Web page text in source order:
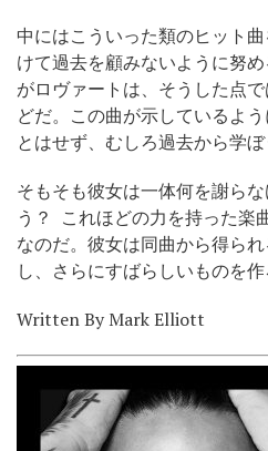
中にはこういった類のヒット
けて過去を顧みないように努
がロヴァートは、そうした点
どだ。この曲が示しているよ
とはせず、むしろ過去から学ぼ
そもそも彼女は一体何を謝ら
う？ これほどの力を持った楽
なのだ。彼女は同曲から得ら
し、さらにすばらしいものを作
Written By Mark Elliott